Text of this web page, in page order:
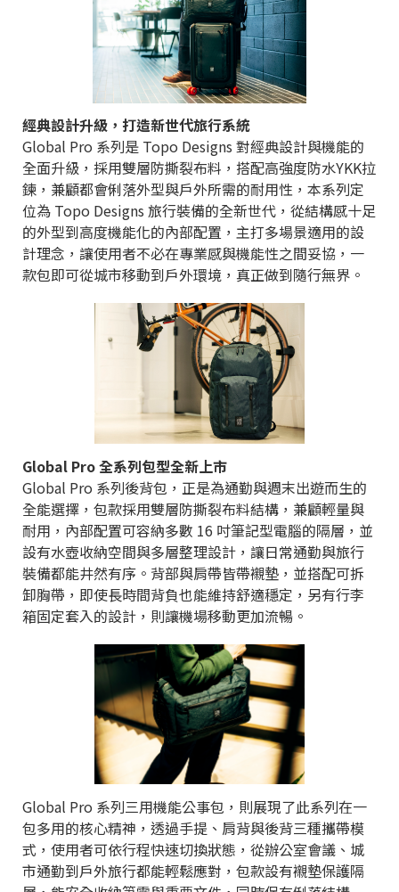
經典設計升級，打造新世代旅行系統
Global Pro 系列是 Topo Designs 對經典設計與機能的
全面升級，採用雙層防撕裂布料，搭配高強度防水YKK拉
鍊，兼顧都會俐落外型與戶外所需的耐用性，本系列定
位為 Topo Designs 旅行裝備的全新世代，從結構感十足
的外型到高度機能化的內部配置，主打多場景適用的設
計理念，讓使用者不必在專業感與機能性之間妥協，一
款包即可從城市移動到戶外環境，真正做到隨行無界。
Global Pro 全系列包型全新上市
Global Pro 系列後背包，正是為通勤與週末出遊而生的
全能選擇，包款採用雙層防撕裂布料結構，兼顧輕量與
耐用，內部配置可容納多數 16 吋筆記型電腦的隔層，並
設有水壺收納空間與多層整理設計，讓日常通勤與旅行
裝備都能井然有序。背部與肩帶皆帶襯墊，並搭配可拆
卸胸帶，即使長時間背負也能維持舒適穩定，另有行李
箱固定套入的設計，則讓機場移動更加流暢。
Global Pro 系列三用機能公事包，則展現了此系列在一
包多用的核心精神，透過手提、肩背與後背三種攜帶模
式，使用者可依行程快速切換狀態，從辦公室會議、城
市通勤到戶外旅行都能輕鬆應對，包款設有襯墊保護隔